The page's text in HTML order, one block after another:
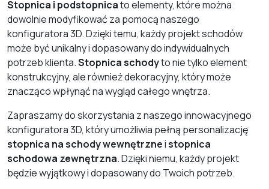
Stopnica i podstopnicato elementy, które można
dowolnie modyfikować za pomocą naszego
konfiguratora 3D. Dzięki temu, każdy projekt schodów
może być unikalny i dopasowany do indywidualnych
potrzeb klienta.Stopnica schodyto nie tylko element
konstrukcyjny, ale również dekoracyjny, który może
znacząco wpłynąć na wygląd całego wnętrza.
Zapraszamy do skorzystania z naszego innowacyjnego
konfiguratora 3D, który umożliwia pełną personalizację
stopnica na schody wewnętrzneistopnica
schodowa zewnętrzna. Dzięki niemu, każdy projekt
będzie wyjątkowy i dopasowany do Twoich potrzeb.